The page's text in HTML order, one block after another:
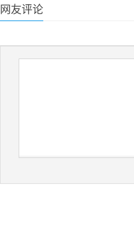
网友评论